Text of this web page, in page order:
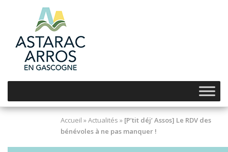
Accueil »Actualités » [P’tit déj’ Assos] Le RDV des
bénévoles à ne pas manquer !